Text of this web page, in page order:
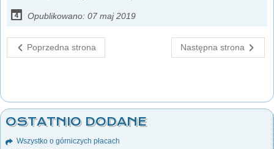
Opublikowano: 07 maj 2019
Poprzedna strona Następna strona
OSTATNIO DODANE
Wszystko o górniczych płacach